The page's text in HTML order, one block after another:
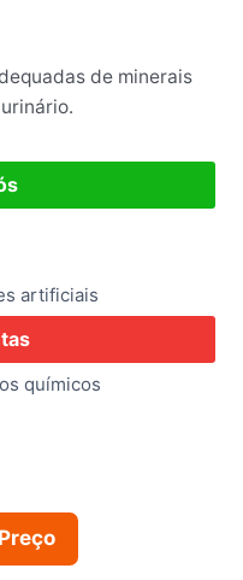
de minerais
artificiais
químicos